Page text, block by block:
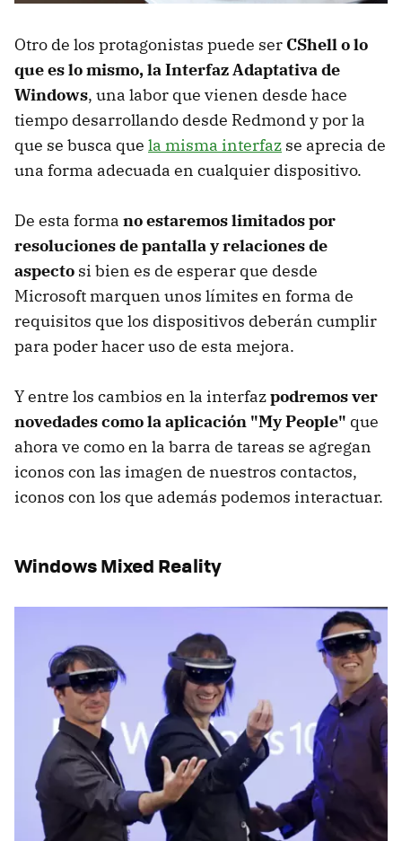
Otro de los protagonistas puede ser CShell o lo
que es lo mismo, la Interfaz Adaptativa de
Windows, una labor que vienen desde hace
tiempo desarrollando desde Redmond y por la
que se busca que la misma interfaz se aprecia de
una forma adecuada en cualquier dispositivo.
De esta forma no estaremos limitados por
resoluciones de pantalla y relaciones de
aspecto si bien es de esperar que desde
Microsoft marquen unos límites en forma de
requisitos que los dispositivos deberán cumplir
para poder hacer uso de esta mejora.
Y entre los cambios en la interfazpodremos ver
novedades como la aplicación "My People" que
ahora ve como en la barra de tareas se agregan
iconos con las imagen de nuestros contactos,
iconos con los que además podemos interactuar.
Windows Mixed Reality